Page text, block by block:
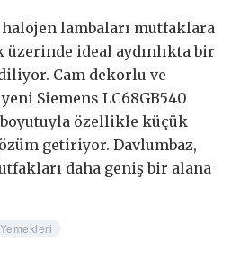
lambaları mutfaklara
ideal aydınlıkta bir
Cam dekorlu ve
Siemens LC68GB540
özellikle küçük
getiriyor. Davlumbaz,
daha geniş bir alana